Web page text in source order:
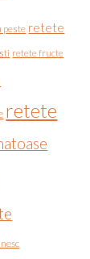
peste retete
retete fructe
retete